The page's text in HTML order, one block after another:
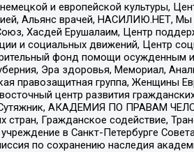
и европейской культуры,
Альянс врачей, НАСИЛИЮ.НЕТ,
Хасдей Ерушалаим, Центр
и социальных движений, Центр
фонд помощи осужденным
Эра здоровья, Мемориал,
правозащитная группа, Женщины
центр развития
АКАДЕМИЯ ПО ПРАВАМ
стран, Гражданское содействие,
в Санкт-Петербурге
по сохранению наследия